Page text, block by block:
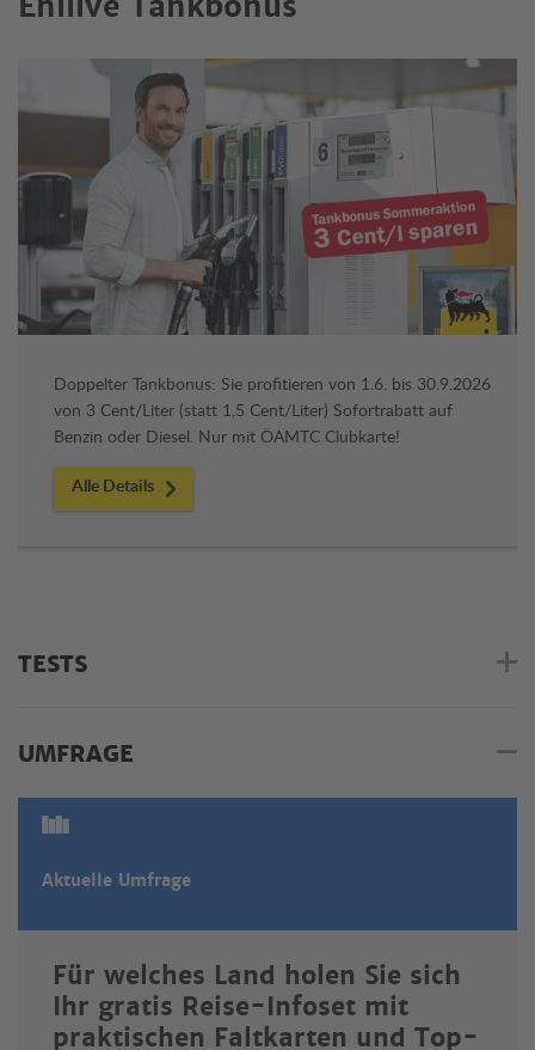
Doppelter Tankbonus: Sie profitieren von 1.6. bis 30.9.2026
von 3 Cent/Liter (statt 1,5 Cent/Liter) Sofortrabatt auf
Benzin oder Diesel. Nur mit ÖAMTC Clubkarte!
Alle Details
TESTS
UMFRAGE
Aktuelle Umfrage
Für welches Land holen Sie sich
Ihr gratis Reise-Infoset mit
praktischen Faltkarten und Top-